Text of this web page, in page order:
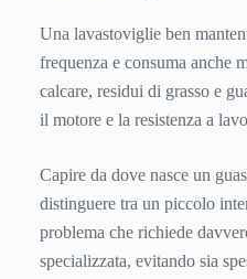
Una lavastoviglie ben
frequenza e consuma anche
calcare, residui di grasso e
il motore e la resistenza a
Capire da dove nasce un
distinguere tra un piccolo
problema che richiede
specializzata, evitando sia